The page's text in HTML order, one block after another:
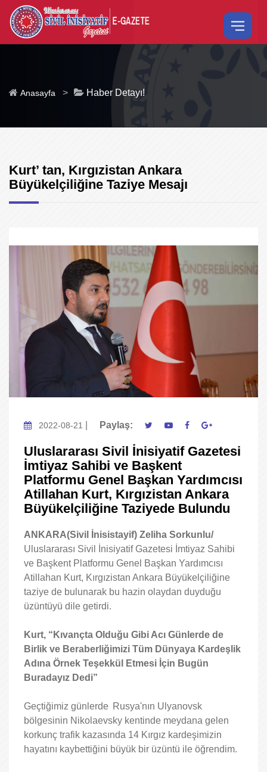
Anasayfa > Haber Detayı!
Kurt’ tan, Kırgızistan Ankara
Büyükelçiliğine Taziye Mesajı
2022-08-21 Paylaş:
Uluslararası Sivil İnisiyatif Gazetesi
İmtiyaz Sahibi ve Başkent
Platformu Genel Başkan Yardımcısı
Atillahan Kurt, Kırgızistan Ankara
Büyükelçiliğine Taziyede Bulundu
ANKARA(Sivil İnisistayif) Zeliha Sorkunlu/
Uluslararası Sivil İnisiyatif Gazetesi İmtiyaz Sahibi
ve Başkent Platformu Genel Başkan Yardımcısı
Atillahan Kurt, Kırgızistan Ankara Büyükelçiliğine
taziye de bulunarak bu hazin olaydan duyduğu
üzüntüyü dile getirdi.
Kurt, “Kıvançta Olduğu Gibi Acı Günlerde de
Birlik ve Beraberliğimizi Tüm Dünyaya Kardeşlik
Adına Örnek Teşekkül Etmesi İçin Bugün
Buradayız Dedi”
Geçtiğimiz günlerde Rusya'nın Ulyanovsk
bölgesinin Nikolaevsky kentinde meydana gelen
korkunç trafik kazasında 14 Kırgız kardeşimizin
hayatını kaybettiğini büyük bir üzüntü ile öğrendim.